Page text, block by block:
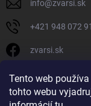
Tento web
tohto webu
info@zvarsi.sk
+421 948 072
zvarsi.sk
zvarsi.sk